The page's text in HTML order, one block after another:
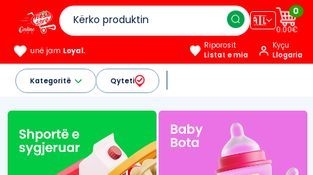
🇦🇱
0
0.00€
unë jam Loyal.
Riporosit
Listat e mia
Kyçu
Llogaria
Kategoritë Qyteti